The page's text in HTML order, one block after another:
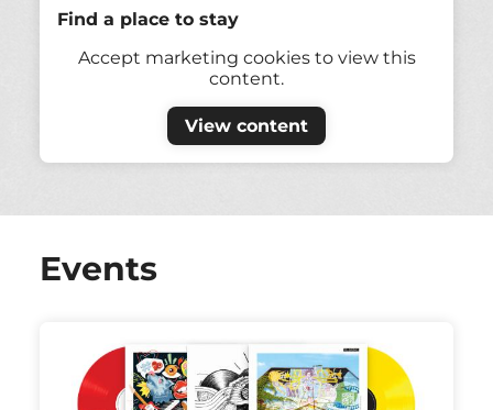
Find a place to stay
Accept marketing cookies to view this
content.
View content
Events